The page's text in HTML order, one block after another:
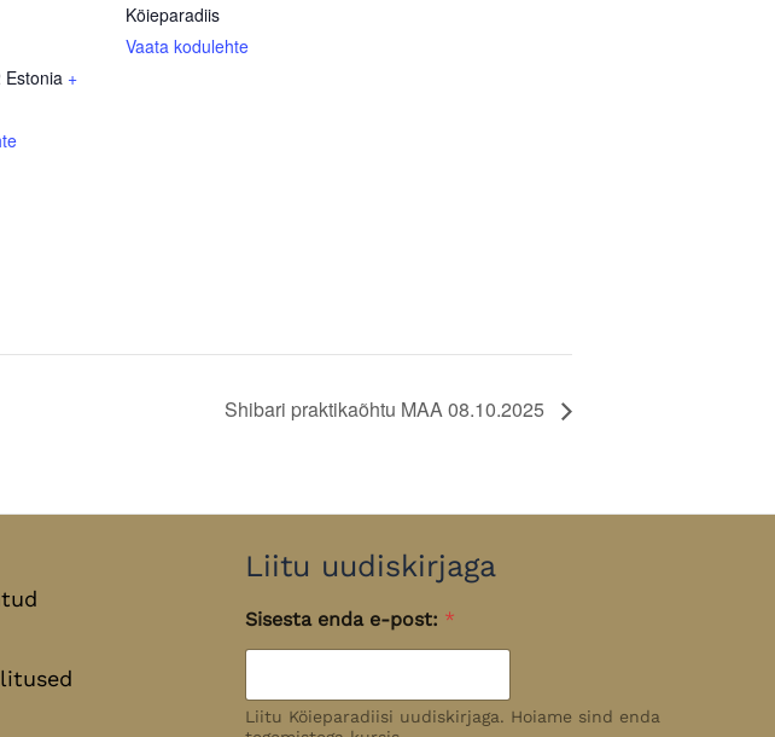
Estonia +
Köieparadiis
Vaata kodulehte
Shibari praktikaõhtu MAA 08.10.2025
Liitu uudiskirjaga
Sisesta enda e-post: *
Liitu Köieparadiisi uudiskirjaga. Hoiame sind enda